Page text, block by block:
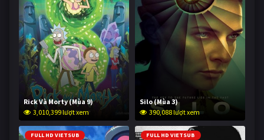
Rick Và Morty (Mùa 9)
3,010,399 lượt xem
Silo (Mùa 3)
390,088 lượt xem
FULL HD VIETSUB FULL HD VIETSUB